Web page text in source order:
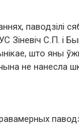
паводзілі
Зіневіч С.П. і
што яны
не нанесла